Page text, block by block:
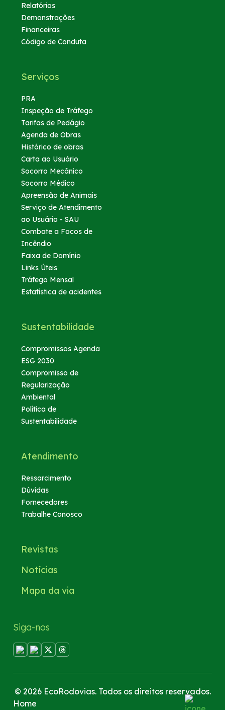
Relatórios
Demonstrações
Financeiras
Código de Conduta
Serviços
PRA
Inspeção de Tráfego
Tarifas de Pedágio
Agenda de Obras
Histórico de obras
Carta ao Usuário
Socorro Mecânico
Socorro Médico
Apreensão de Animais
Serviço de Atendimento
ao Usuário - SAU
Combate a Focos de
Incêndio
Faixa de Domínio
Links Úteis
Tráfego Mensal
Estatística de acidentes
Sustentabilidade
Compromissos Agenda
ESG 2030
Compromisso de
Regularização
Ambiental
Política de
Sustentabilidade
Atendimento
Ressarcimento
Dúvidas
Fornecedores
Trabalhe Conosco
Revistas
Notícias
Mapa da via
Siga-nos
Home
© 2026 EcoRodovias. Todos os direitos reservados.